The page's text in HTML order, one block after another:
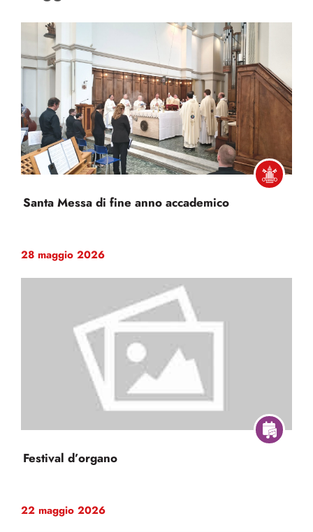
Santa Messa di fine anno accademico
28 maggio 2026
Festival d’organo
22 maggio 2026